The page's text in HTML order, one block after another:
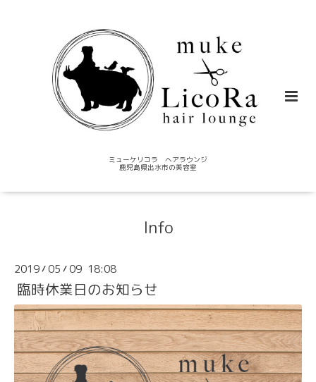
ミューケリコラ ヘアラウンジ
鹿児島県出水市の美容室
Info
2019/05 /09 18:08
臨時休業日のお知らせ